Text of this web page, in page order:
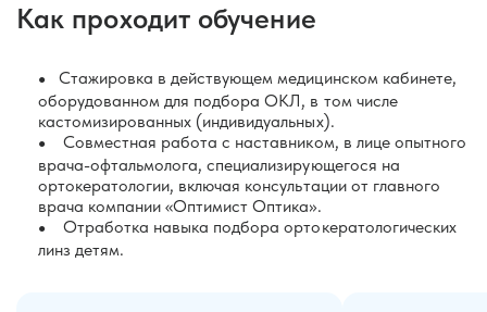
Как проходит обучение
Стажировка в действующем медицинском кабинете,
оборудованном для подбора ОКЛ, в том числе
кастомизированных (индивидуальных).
Совместная работа с наставником, в лице опытного
врача-офтальмолога, специализирующегося на
ортокератологии, включая консультации от главного
врача компании «Оптимист Оптика».
Отработка навыка подбора ортокератологических
линз детям.